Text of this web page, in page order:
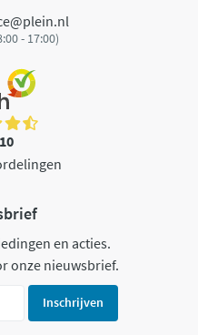
- 17:00)
en acties.
onze nieuwsbrief.
Inschrijven